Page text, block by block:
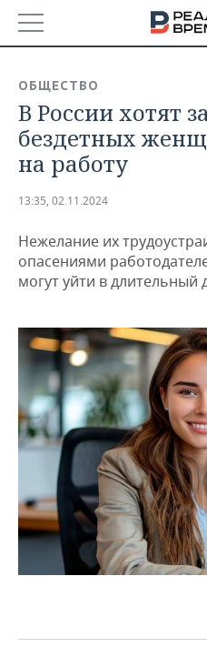
БАШКОРТОСТАН
ТАТАРСТАН
НОВОСТИ
АНАЛИТИКА
ДЕКЛАРАЦИИ О ДОХОДАХ
КОРОЛИ ГОСЗАКАЗА
КОМУ ПРИНАДЛЕЖАТ
ТОРГОВЫЕ ЦЕНТРЫ
ТАТАРСТАНА
НОВОСТИ ЭКОНОМИКИ
ФИНАНСЫ
БЮДЖЕТ
ИНВЕСТИЦИИ
ПРОМЫШЛЕННОСТЬ
НОВОСТИ
ПРОМЫШЛЕННОСТИ
АГРОПРОМ
МАШИНОСТРОЕНИЕ
НЕФТЕХИМИЯ
НЕФТЬ
ОПК
ЭНЕРГЕТИКА
НЕДВИЖИМОСТЬ
НОВОСТИ АВТО
БИЗНЕС
НОВОСТИ БИЗНЕСА
РОЗНИЧНАЯ ТОРГОВЛЯ
ТРАНСПОРТ
УСЛУГИ
ТЕХНОЛОГИИ
НОВОСТИ ТЕХНОЛОГИЙ
МЕДИА
ТЕЛЕКОММУНИКАЦИИ
МЕРОПРИЯТИЯ
НОВОСТИ МЕРОПРИЯТИЙ
ВЫЕЗДНАЯ РЕДАКЦИЯ
БИЗНЕС-БРАНЧИ
СПОРТ
НОВОСТИ СПОРТА
ФУТБОЛ
ОБЩЕСТВО
НОВОСТИ ОБЩЕСТВА
ФОТОГАЛЕРЕЯ
ОБЩЕСТВО
В России хотят
бездетных
на работу
13:35, 02.11.2024
Нежелание их
опасениями
могут уйти в длительный